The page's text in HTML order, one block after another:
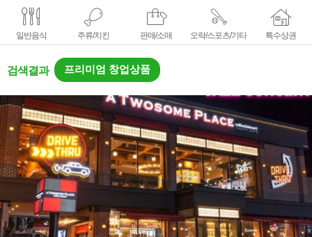
일반음식 주류/치킨 판매/소매 오락/스포츠/기타 특수상권
검색결과 프리미엄 창업상품